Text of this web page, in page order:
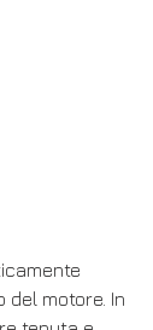
del motore. In